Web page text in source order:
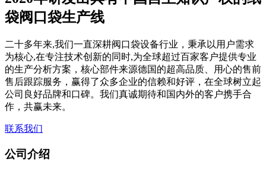
袋阀口袋生产线
二十多年来,我们一直深耕阀口袋设备行业，秉承以用户需求
为核心,在专注技术创新的同时,为全球超过百家客户提供专业
的生产分析方案，核心部件来源德国的超高品质、用心的售前
售后跟踪服务，赢得了众多企业的信赖和好评，在全球树立起
公司良好品牌和口碑。我们真诚期待和国内外的客户携手合
作，共赢未来。
联系我们
公司介绍